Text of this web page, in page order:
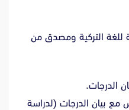
للغة التركية ومصدق من
الدرجات.
مع بيان الدرجات (لدراسة